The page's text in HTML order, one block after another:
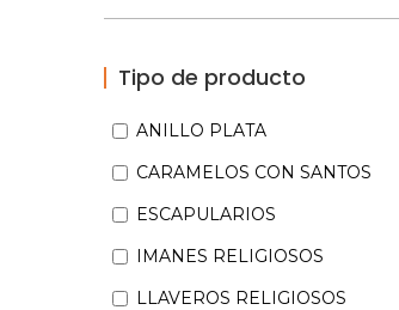
Tipo de producto
ANILLO PLATA
CARAMELOS CON SANTOS
ESCAPULARIOS
IMANES RELIGIOSOS
LLAVEROS RELIGIOSOS